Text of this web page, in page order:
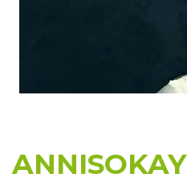
ANNISOKAY